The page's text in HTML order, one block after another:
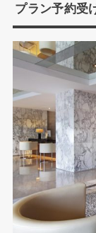
プラン予約受